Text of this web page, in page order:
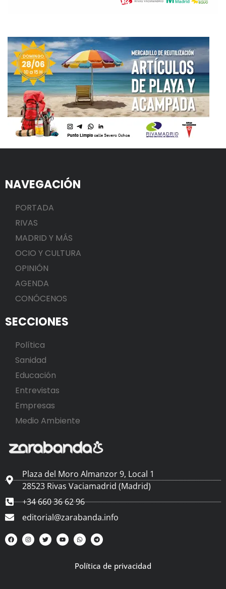
NAVEGACIÓN
PORTADA
RIVAS
MADRID Y MÁS
OCIO Y CULTURA
OPINIÓN
AGENDA
CONÓCENOS
SECCIONES
Política
Sanidad
Educación
Entrevistas
Empresas
Medio Ambiente
Plaza del Moro Almanzor 9, Local 1
28523 Rivas Vaciamadrid (Madrid)
+34 660 36 62 96
editorial@zarabanda.info
Política de privacidad